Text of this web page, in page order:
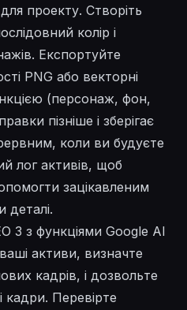
проекту. Створіть
колір і
Експортуйте
PNG або векторні
(персонаж, фон,
пізніше і зберігає
коли ви будуєте
лог активів, щоб
зацікавленим
деталі.
3 з функціями Google AI
активи, визначте
кадрів, і дозвольте
кадри. Перевірте